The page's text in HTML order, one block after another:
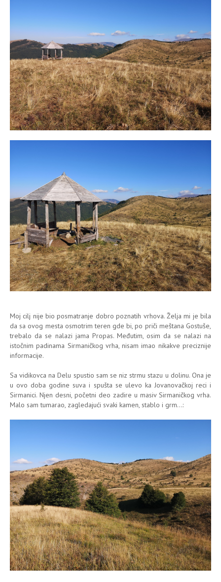
Moj cilj nije bio posmatranje dobro poznatih vrhova. Želja mi je bila
da sa ovog mesta osmotrim teren gde bi, po priči meštana Gostuše,
trebalo da se nalazi jama Propas. Međutim, osim da se nalazi na
istočnim padinama Sirmaničkog vrha, nisam imao nikakve preciznije
informacije.
Sa vidikovca na Delu spustio sam se niz strmu stazu u dolinu. Ona je
u ovo doba godine suva i spušta se ulevo ka Jovanovačkoj reci i
Sirmanici. Njen desni, početni deo zadire u masiv Sirmaničkog vrha.
Malo sam tumarao, zagledajući svaki kamen, stablo i grm...: